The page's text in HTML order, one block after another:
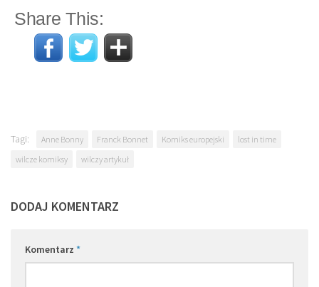
Share This:
Tagi: Anne Bonny Franck Bonnet Komiks europejski
lost in time
wilcze komiksy
wilczy artykuł
DODAJ KOMENTARZ
Komentarz *